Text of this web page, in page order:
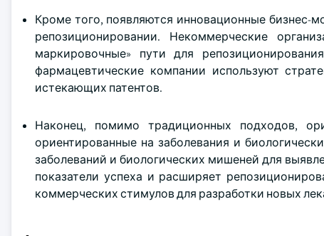
Кроме того, появляются инновационные бизнес-
репозиционировании. Некоммерческие
маркировочные» пути для
фармацевтические компании используют
истекающих патентов.
Наконец, помимо традиционных подходов,
ориентированные на заболевания и
заболеваний и биологических мишеней для
показатели успеха и расширяет
коммерческих стимулов для разработки новых